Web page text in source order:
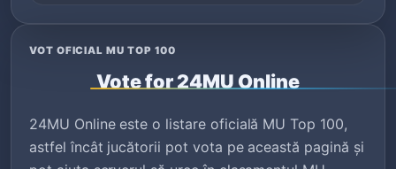
VOT OFICIAL MU TOP 100
Vote for 24MU Online
24MU Online este o listare oficială MU Top 100,
astfel încât jucătorii pot vota pe această pagină și